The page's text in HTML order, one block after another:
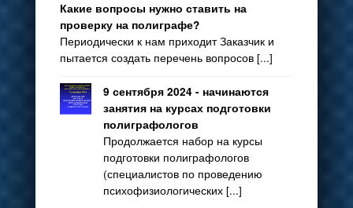
Какие вопросы нужно ставить на
проверку на полиграфе?
Периодически к нам приходит Заказчик и
пытается создать перечень вопросов [...]
9 сентября 2024 - начинаются
занятия на курсах подготовки
полиграфологов
Продолжается набор на курсы
подготовки полиграфологов
(специалистов по проведению
психофизиологических [...]